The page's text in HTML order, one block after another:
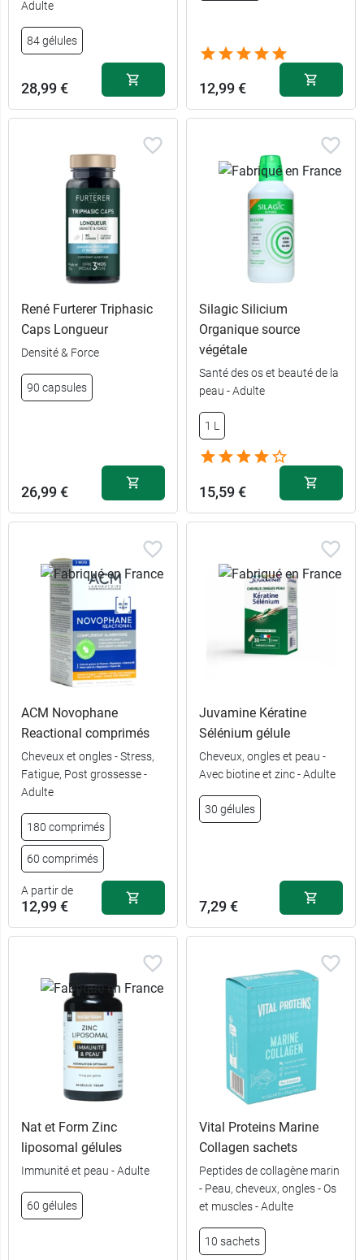
Adulte
84 gélules
28,99 € 12,99 €
René Furterer Triphasic
Caps Longueur
Densité & Force
90 capsules
26,99 €
Silagic Silicium
Organique source
végétale
Santé des os et beauté de la
peau - Adulte
1 L
15,59 €
ACM Novophane
Reactional comprimés
Cheveux et ongles - Stress,
Fatigue, Post grossesse -
Adulte
180 comprimés
60 comprimés
A partir de
12,99 €
180
Juvamine Kératine
Sélénium gélule
Cheveux, ongles et peau -
Avec biotine et zinc - Adulte
30 gélules
7,29 €
Nat et Form Zinc
liposomal gélules
Immunité et peau - Adulte
60 gélules
Vital Proteins Marine
Collagen sachets
Peptides de collagène marin
- Peau, cheveux, ongles - Os
et muscles - Adulte
10 sachets